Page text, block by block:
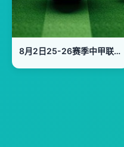
8月2日25-26赛季中甲联赛 深圳青年人VS无锡吴钩